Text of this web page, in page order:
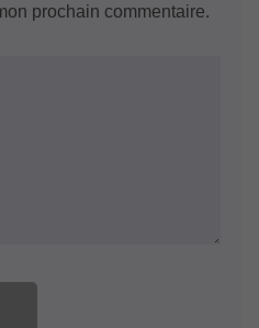
prochain commentaire.